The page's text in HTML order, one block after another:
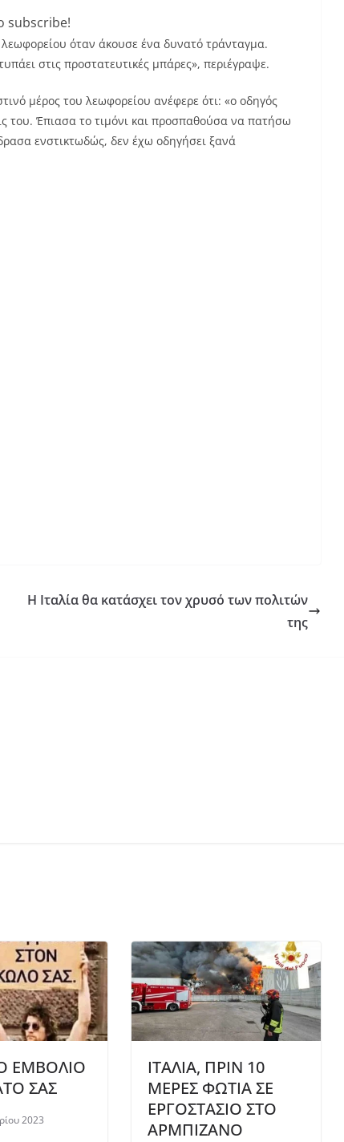
subscribe!
όταν άκουσε ένα δυνατό τράνταγμα.
στις προστατευτικές μπάρες», περιέγραψε.
μέρος του λεωφορείου ανέφερε ότι: «ο οδηγός
του. Έπιασα το τιμόνι και προσπαθούσα να πατήσω
ενστικτωδώς, δεν έχω οδηγήσει ξανά
Η Ιταλία θα κατάσχει τον χρυσό των πολιτών
της
ΕΜΒΟΛΙΟ
ΣΑΣ
2023
ΙΤΑΛΙΑ, ΠΡΙΝ 10
ΜΕΡΕΣ ΦΩΤΙΑ ΣΕ
ΕΡΓΟΣΤΑΣΙΟ ΣΤΟ
ΑΡΜΠΙΖΑΝΟ